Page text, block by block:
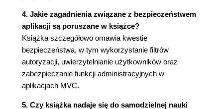
Implementacja MVC w ASP.NET (65)
Porównanie MVC z innymi wzorcami (65)
Przedstawiam wzorzec Smart UI (65)
Modelowanie domeny (68)
Przykładowy model domeny (69)
Wspólny język (69)
Agregaty i uproszczenia (70)
4. Jakie zagadnienia związane z bezpieczeństwem
aplikacji są poruszane w książce?
Książka szczegółowo omawia kwestie
bezpieczeństwa, w tym wykorzystanie filtrów
autoryzacji, uwierzytelnianie użytkowników oraz
zabezpieczanie funkcji administracyjnych w
aplikacjach MVC.
5. Czy książka nadaje się do samodzielnej nauki